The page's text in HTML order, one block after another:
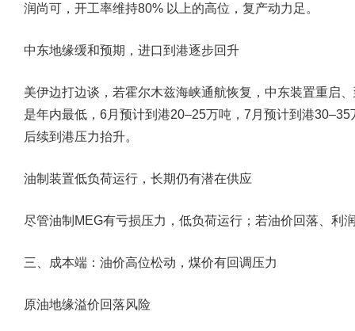
润尚可，开工率维持80% 以上的高位，复产动力足。
中东地缘缓和预期，进口到港逐步回升
美伊边打边谈，若霍尔木兹海峡通航恢复，中东装置重启
是年内最低，6月预计到港20–25万吨，7月预计到港
后续到港压力抬升。
油制装置低负荷运行，长期仍有潜在供应
尽管油制MEG有亏损压力，低负荷运行；若油价回落、利
三、成本端：油价高位松动，煤价有回调压力
原油地缘溢价回落风险